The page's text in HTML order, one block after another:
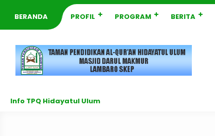
BERANDA PROFIL PROGRAM BERITA
Info TPQ Hidayatul Ulum